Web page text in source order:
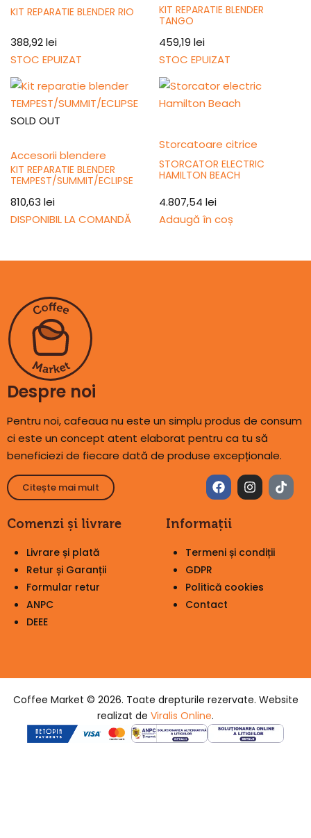
KIT REPARATIE BLENDER RIO
388,92lei
STOC EPUIZAT
KIT REPARATIE BLENDER
TANGO
459,19 lei
STOC EPUIZAT
SOLD OUT
Accesorii blendere
KIT REPARATIE BLENDER
TEMPEST/SUMMIT/ECLIPSE
810,63 lei
DISPONIBIL LA COMANDĂ
Storcatoare citrice
STORCATOR ELECTRIC
HAMILTON BEACH
4.807,54 lei
Adaugă în coș
Despre noi
Pentru noi, cafeaua nu este un simplu produs de consum
ci este un concept atent elaborat pentru ca tu să
beneficiezi de fiecare dată de produse excepționale.
Citește mai mult
Comenzi și livrare
Livrare și plată
Retur și Garanții
Formular retur
ANPC
DEEE
Informații
Termeni și condiții
GDPR
Politică cookies
Contact
Coffee Market © 2026. Toate drepturile rezervate. Website
realizat de Viralis Online.